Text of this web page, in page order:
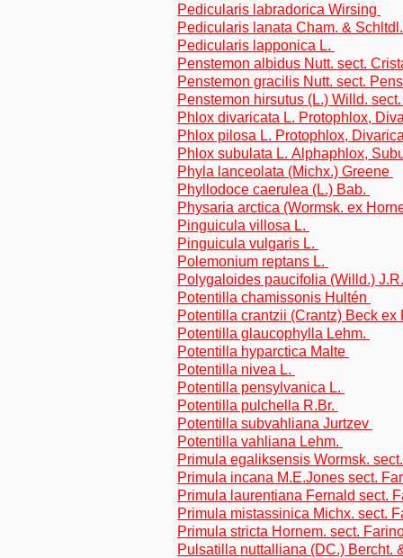
Pedicularis labradorica Wirsing
Pedicularis lanata Cham. &
Pedicularis lapponica L.
Penstemon albidus Nutt. sect.
Penstemon gracilis Nutt. sect.
Penstemon hirsutus (L.) Willd.
Phlox divaricata L. Protophlox,
Phlox pilosa L. Protophlox,
Phlox subulata L. Alphaphlox,
Phyla lanceolata (Michx.) Greene
Phyllodoce caerulea (L.) Bab.
Physaria arctica (Wormsk. ex
Pinguicula villosa L.
Pinguicula vulgaris L.
Polemonium reptans L.
Polygaloides paucifolia (Willd.)
Potentilla chamissonis Hultén
Potentilla crantzii (Crantz) Beck
Potentilla glaucophylla Lehm.
Potentilla hyparctica Malte
Potentilla nivea L.
Potentilla pensylvanica L.
Potentilla pulchella R.Br.
Potentilla subvahliana Jurtzev
Potentilla vahliana Lehm.
Primula egaliksensis Wormsk.
Primula incana M.E.Jones sect.
Primula laurentiana Fernald sect.
Primula mistassinica Michx. sect.
Primula stricta Hornem. sect.
Pulsatilla nuttalliana (DC.) Bercht.